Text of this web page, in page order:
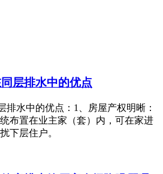
层排水中的优点
排水中的优点：1、房屋产权明晰：
布置在业主家（套）内，可在家进
下层住户。